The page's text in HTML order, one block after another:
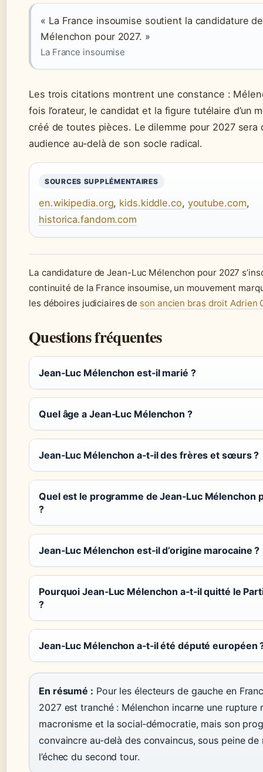
« La France insoumise soutient la candidature
Mélenchon pour 2027. »
La France insoumise
Les trois citations montrent une constance :
fois l’orateur, le candidat et la figure tutélaire d’un
créé de toutes pièces. Le dilemme pour 2027 sera
audience au‑delà de son socle radical.
SOURCES SUPPLÉMENTAIRES
en.wikipedia.org, kids.kiddle.co, youtube.com,
historica.fandom.com
La candidature de Jean-Luc Mélenchon pour 2027
continuité de la France insoumise, un mouvement
les déboires judiciaires de son ancien bras droit Adrien
Questions fréquentes
Jean‑Luc Mélenchon est‑il marié ?
Quel âge a Jean‑Luc Mélenchon ?
Jean‑Luc Mélenchon a‑t‑il des frères et sœurs ?
Quel est le programme de Jean‑Luc Mélenchon
?
Jean‑Luc Mélenchon est‑il d’origine marocaine ?
Pourquoi Jean‑Luc Mélenchon a‑t‑il quitté le
?
Jean‑Luc Mélenchon a‑t‑il été député européen
En résumé : Pour les électeurs de gauche en
2027 est tranché : Mélenchon incarne une rupture
macronisme et la social‑démocratie, mais son
convaincre au‑delà des convaincus, sous peine
l’échec du second tour.